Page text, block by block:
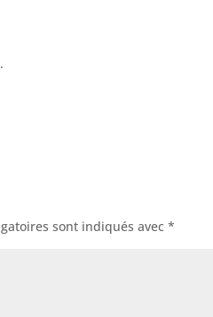
sont indiqués avec*